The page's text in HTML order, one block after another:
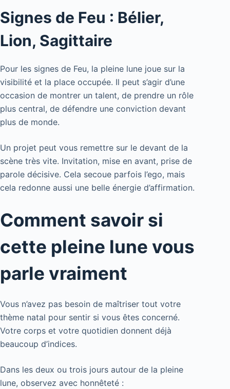
Signes de Feu : Bélier,
Lion, Sagittaire
Pour les signes de Feu, la pleine lune joue sur la
visibilité et la place occupée. Il peut s’agir d’une
occasion de montrer un talent, de prendre un rôle
plus central, de défendre une conviction devant
plus de monde.
Un projet peut vous remettre sur le devant de la
scène très vite. Invitation, mise en avant, prise de
parole décisive. Cela secoue parfois l’ego, mais
cela redonne aussi une belle énergie d’affirmation.
Comment savoir si
cette pleine lune vous
parle vraiment
Vous n’avez pas besoin de maîtriser tout votre
thème natal pour sentir si vous êtes concerné.
Votre corps et votre quotidien donnent déjà
beaucoup d’indices.
Dans les deux ou trois jours autour de la pleine
lune, observez avec honnêteté :